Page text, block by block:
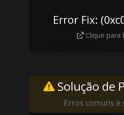
Error Fix:
Clique para
Solução de
Erros comuns e